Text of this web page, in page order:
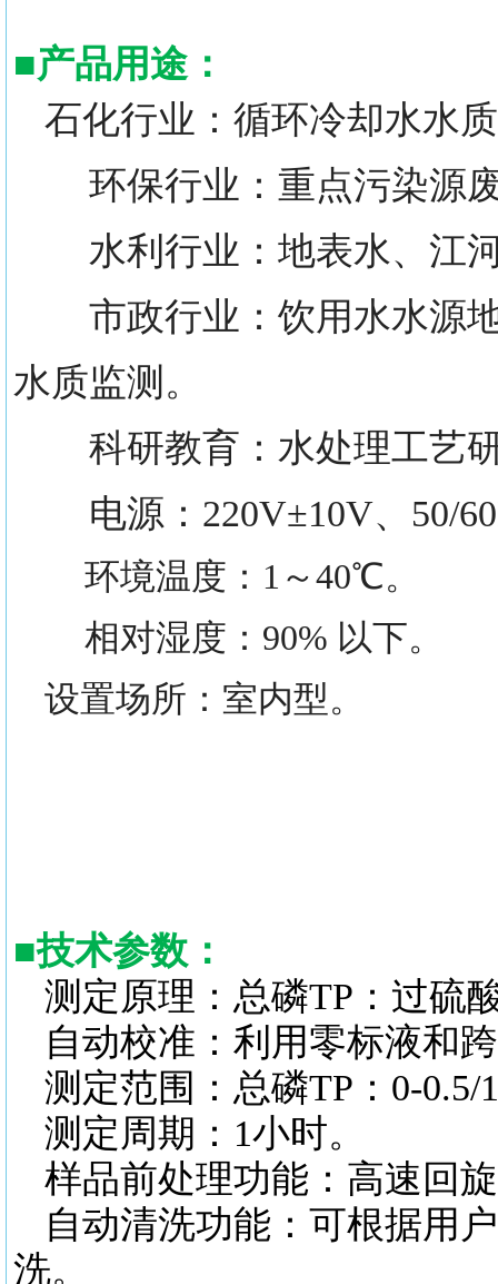
■产品用途：
石化行业：循环冷却水水
环保行业：重点污染源
水利行业：地表水、江河
市政行业：饮用水水源地
水质监测。
科研教育：水处理工艺研
电源：220V±10V、50/
环境温度：1～40℃。
相对湿度：90% 以下。
设置场所：室内型。
■技术参数：
测定原理：总磷TP：过硫
自动校准：利用零标液和
测定范围：总磷TP：0-0.5/
测定周期： 1小时。
样品前处理功能：高速回
自动清洗功能：可根据用
洗。